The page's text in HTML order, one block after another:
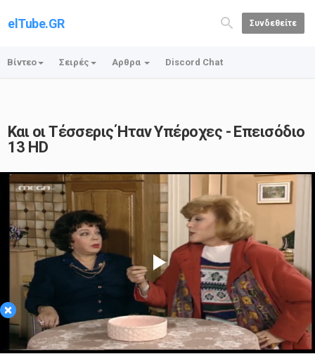
elTube.GR Συνδεθείτε
Βίντεο Σειρές Αρθρα Discord Chat
Και οι Τέσσερις Ήταν Υπέροχες - Επεισόδιο
13 HD
×
Play